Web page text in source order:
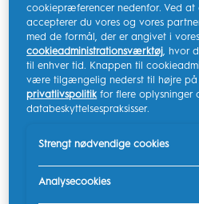
Børns tænder bliver dannet,
tidligt som i 4-måneders
mælketænder vokse frem i
mælketænder er normalt
3 år, selvom hastigheden og
seksårsalderen. Denne
vedkommende er omkring 21
mundhygiejne godt og
cookiepræferencer nedenfor. Ved at
accepterer du vores og vores
med de formål, der er angivet i vores
cookieadministrationsværktøj , hvor
til enhver tid. Knappen til
være tilgængelig nederst til højre på
privatlivspolitik for flere oplysninger
databeskyttelsespraksisser.
Strengt nødvendige cookies
Analysecookies